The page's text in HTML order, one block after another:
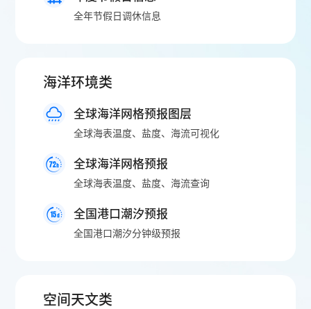
全年节假日调休信息
海洋环境类
全球海洋网格预报图层
全球海表温度、盐度、海流可视化
全球海洋网格预报
全球海表温度、盐度、海流查询
全国港口潮汐预报
全国港口潮汐分钟级预报
空间天文类